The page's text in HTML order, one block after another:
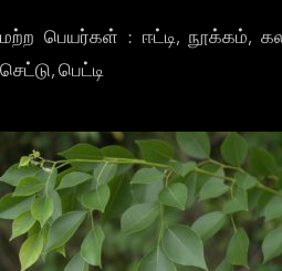
மற்ற பெயர்கள் : ஈட்டி, நூக்கம்,
செட்டு, பெட்டி